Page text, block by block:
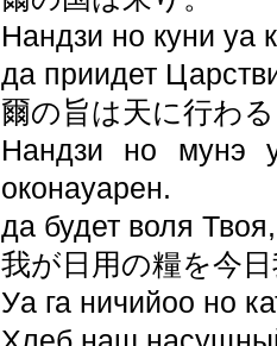
Нандзи но куни уа
да приидет
爾の旨は天に行わ
Нандзи но мунэ
оконауарен.
да будет воля
我が日用の糧を今
Уа га ничийоо но